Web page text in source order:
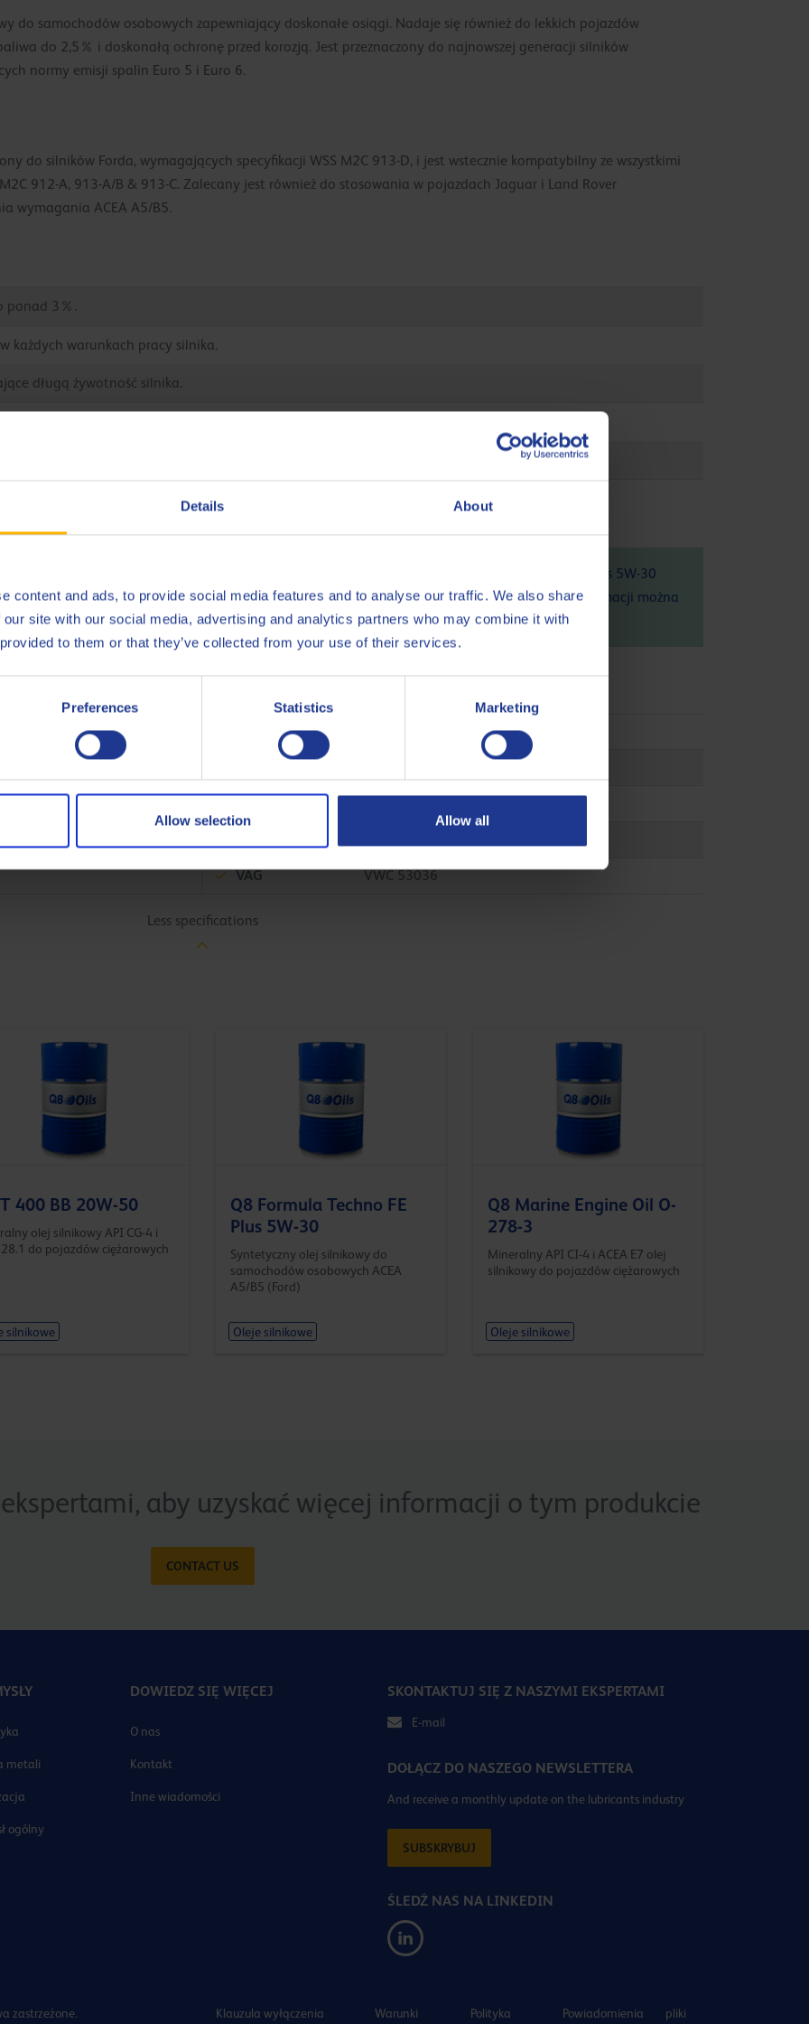
Details About
content and ads, to provide social media features and to analyse our traffic. We also share
site with our social media, advertising and analytics partners who may combine it with
to them or that they’ve collected from your use of their services.
Preferences Statistics Marketing
Allow selection Allow all
do samochodów osobowych zapewniający doskonałe osiągi. Nadaje się również do lekkich pojazdów
do 2,5% i doskonałą ochronę przed korozją. Jest przeznaczony do najnowszej generacji silników
normy emisji spalin Euro 5 i Euro 6.
do silników Forda, wymagających specyfikacji WSS M2C 913-D, i jest wstecznie kompatybilny ze wszystkimi
912-A, 913-A/B & 913-C. Zalecany jest również do stosowania w pojazdach Jaguar i Land Rover
wymagania ACEA A5/B5.
ponad 3%.
każdych warunkach pracy silnika.
długą żywotność silnika.
oleju
produkcji do bramki (nowoczesny zakład Q8Oils w Belgii), produktu Q8 Formula Techno FE Plus 5W-30
aby dowiedzieć się więcej o pozytywnym wpływie tego produktu na środowisko. Więcej informacji można
VAG VWC 53036
Less specifications
400 BB 20W-50
olej silnikowy API CG-4 i
do pojazdów ciężarowych
silnikowe
Q8 Formula Techno FE
Plus 5W-30
Syntetyczny olej silnikowy do
samochodów osobowych ACEA
A5/B5 (Ford)
Oleje silnikowe
Q8 Marine Engine Oil O-
278-3
Mineralny API CI-4 i ACEA E7 olej
silnikowy do pojazdów ciężarowych
Oleje silnikowe
aby uzyskać więcej informacji o tym produkcie
CONTACT US
metali
ogólny
DOWIEDZ SIĘ WIĘCEJ
O nas
Kontakt
Inne wiadomości
SKONTAKTUJ SIĘ Z NASZYMI EKSPERTAMI
E-mail
DOŁĄCZ DO NASZEGO NEWSLETTERA
And receive a monthly update on the lubricants industry
SUBSKRYBUJ
ŚLEDŹ NAS NA LINKEDIN
zastrzeżone. Klauzula wyłączenia Warunki Polityka Powiadomienia pliki